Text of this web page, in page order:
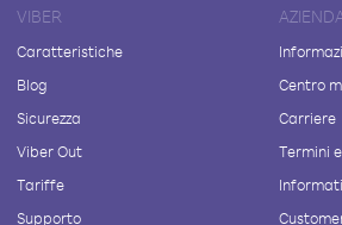
VIBER
Caratteristiche
Blog
Sicurezza
Viber Out
Tariffe
Supporto
Centro
Carriere
Termini